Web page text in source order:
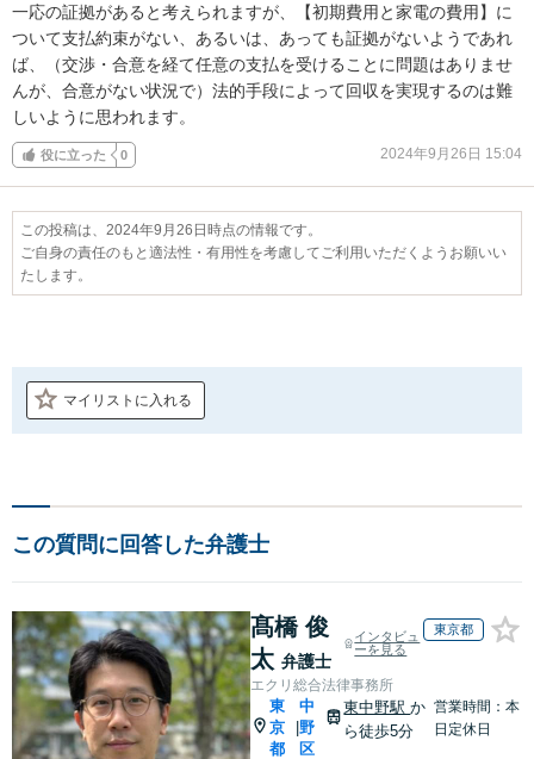
一応の証拠があると考えられますが、【初期費用と家電の費用】に
ついて支払約束がない、あるいは、あっても証拠がないようであれ
ば、（交渉・合意を経て任意の支払を受けることに問題はありませ
んが、合意がない状況で）法的手段によって回収を実現するのは難
しいように思われます。
役に立った 0 2024年9月26日 15:04
この投稿は、2024年9月26日時点の情報です。
ご自身の責任のもと適法性・有用性を考慮してご利用いただくようお願いい
たします。
マイリストに入れる
この質問に回答した弁護士
髙橋 俊
太 弁護士
インタビュ
ーを見る
東京都
エクリ総合法律事務所
東
京
都
中
野
区
東中野駅か
ら徒歩5分
営業時間：本
日定休日